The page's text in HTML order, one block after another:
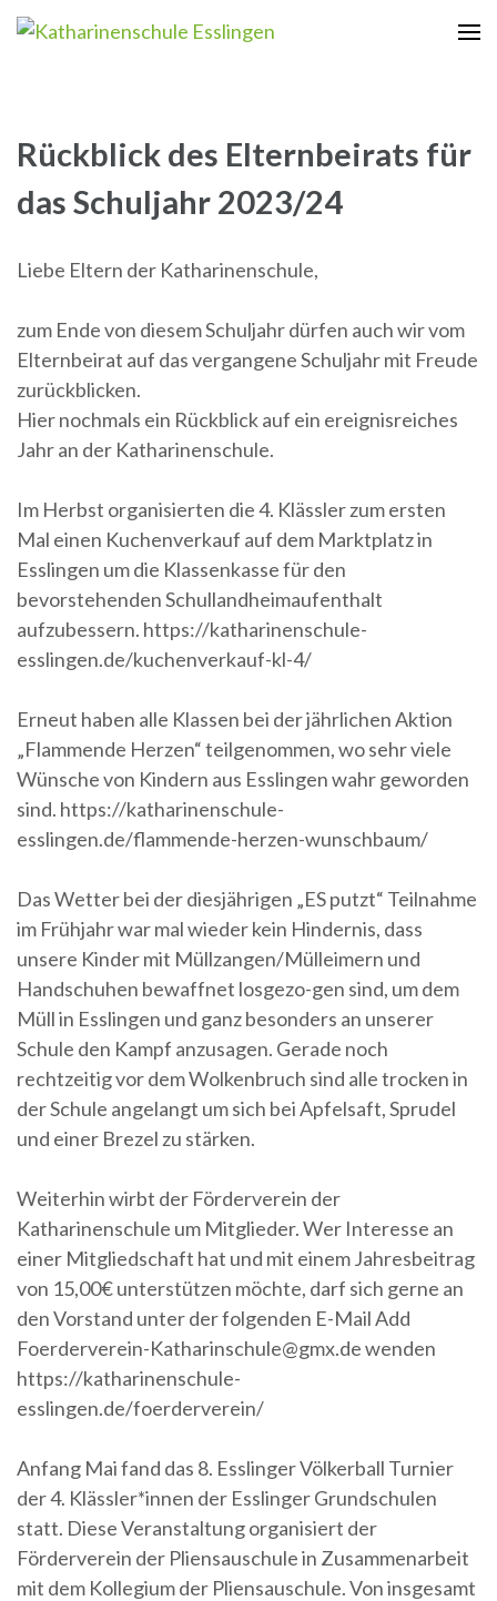
Zum
Inhalt
Rückblick des Elternbeirats für
das Schuljahr 2023/24
Liebe Eltern der Katharinenschule,
zum Ende von diesem Schuljahr dürfen auch wir vom
Elternbeirat auf das vergangene Schuljahr mit Freude
zurückblicken.
Hier nochmals ein Rückblick auf ein ereignisreiches
Jahr an der Katharinenschule.
Im Herbst organisierten die 4. Klässler zum ersten
Mal einen Kuchenverkauf auf dem Marktplatz in
Esslingen um die Klassenkasse für den
bevorstehenden Schullandheimaufenthalt
aufzubessern. https://katharinenschule-
esslingen.de/kuchenverkauf-kl-4/
Erneut haben alle Klassen bei der jährlichen Aktion
„Flammende Herzen“ teilgenommen, wo sehr viele
Wünsche von Kindern aus Esslingen wahr geworden
sind. https://katharinenschule-
esslingen.de/flammende-herzen-wunschbaum/
Das Wetter bei der diesjährigen „ES putzt“ Teilnahme
im Frühjahr war mal wieder kein Hindernis, dass
unsere Kinder mit Müllzangen/Mülleimern und
Handschuhen bewaffnet losgezo-gen sind, um dem
Müll in Esslingen und ganz besonders an unserer
Schule den Kampf anzusagen. Gerade noch
rechtzeitig vor dem Wolkenbruch sind alle trocken in
der Schule angelangt um sich bei Apfelsaft, Sprudel
und einer Brezel zu stärken.
Weiterhin wirbt der Förderverein der
Katharinenschule um Mitglieder. Wer Interesse an
einer Mitgliedschaft hat und mit einem Jahresbeitrag
von 15,00€ unterstützen möchte, darf sich gerne an
den Vorstand unter der folgenden E-Mail Add
Foerderverein-Katharinschule@gmx.de wenden
https://katharinenschule-
esslingen.de/foerderverein/
Anfang Mai fand das 8. Esslinger Völkerball Turnier
der 4. Klässler*innen der Esslinger Grundschulen
statt. Diese Veranstaltung organisiert der
Förderverein der Pliensauschule in Zusammenarbeit
mit dem Kollegium der Pliensauschule. Von insgesamt